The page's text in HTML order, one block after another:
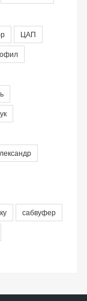
ЦАП
сабвуфер